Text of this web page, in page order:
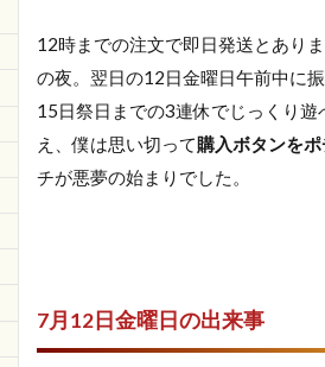
12時までの注文で即日発送とあり
の夜。翌日の12日金曜日午前中に
15日祭日までの3連休でじっくり遊
え、僕は思い切って購入ボタンをポ
チが悪夢の始まりでした。
7月12日金曜日の出来事